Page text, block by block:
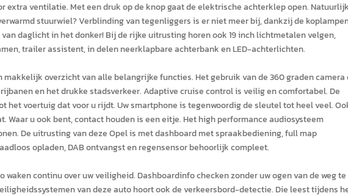
extra ventilatie. Met een druk op de knop gaat de elektrische achterklep open. Natuurlijk
stuurwiel? Verblinding van tegenliggers is er niet meer bij, dankzij de
daglicht in het donker! Bij de rijke uitrusting horen ook 19 inch lichtmetalen velgen,
trailer assistent, in delen neerklapbare achterbank en LED-achterlichten.
overzicht van alle belangrijke functies. Het gebruik van de 360 graden camera
en het drukke stadsverkeer. Adaptive cruise control is veilig en comfortabel. De
voertuig dat voor u rijdt. Uw smartphone is tegenwoordig de sleutel tot heel veel.
Waar u ook bent, contact houden is een eitje. Het high performance audiosysteem
De uitrusting van deze Opel is met dashboard met spraakbediening, full map
opladen, DAB ontvangst en regensensor behoorlijk compleet.
continu over uw veiligheid. Dashboardinfo checken zonder uw ogen van de weg te
van deze auto hoort ook de verkeersbord-detectie. Die leest tijdens